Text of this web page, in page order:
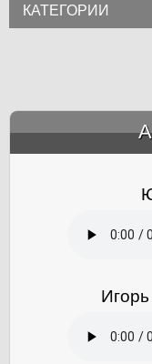
КАТЕГОРИИ